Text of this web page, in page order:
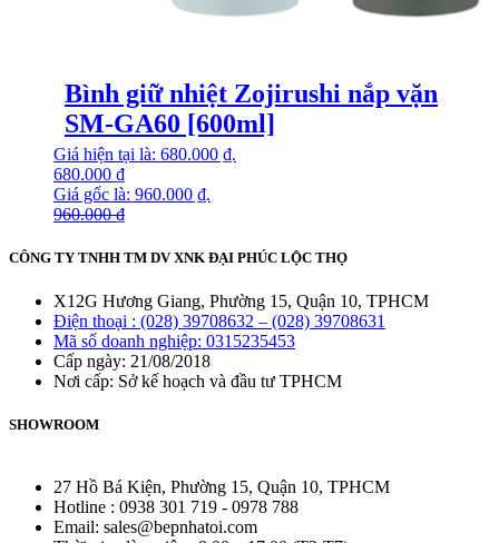
Bình giữ nhiệt Zojirushi nắp vặn
SM-GA60 [600ml]
960.000₫
Giá gốc là: 960.000 ₫.
680.000 ₫
Giá hiện tại là: 680.000 ₫.
CÔNG TY TNHH TM DV XNK ĐẠI PHÚC LỘC THỌ
X12G Hương Giang, Phường 15, Quận 10, TPHCM
Điện thoại : (028) 39708632 – (028) 39708631
Mã số doanh nghiệp: 0315235453
Cấp ngày: 21/08/2018
Nơi cấp: Sở kế hoạch và đầu tư TPHCM
SHOWROOM
27 Hồ Bá Kiện, Phường 15, Quận 10, TPHCM
Hotline : 0938 301 719 - 0978 788
Email: sales@bepnhatoi.com